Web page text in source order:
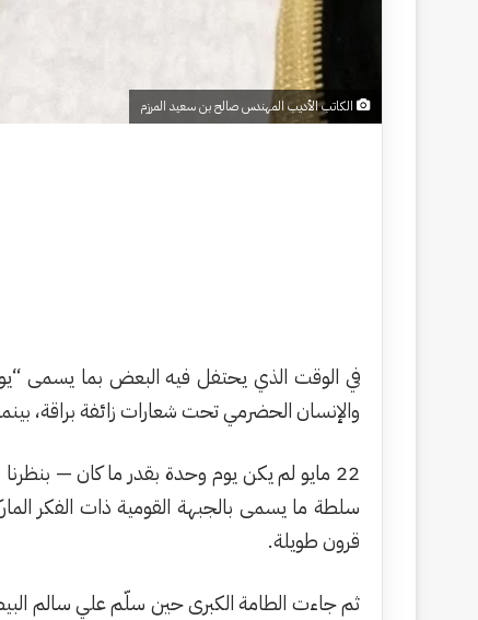
الكاتب الأديب المهندس صالح بن سعيد المرزم
في الوقت الذي يحتفل فيه البعض بما يسمى
والإنسان الحضرمي تحت شعارات زائفة براقة،
22 مايو لم يكن يوم وحدة بقدر ما كان —
سلطة ما يسمى بالجبهة القومية ذات الفكر
قرون طويلة.
ثم جاءت الطامة الكبرى حين سلّم علي سالم